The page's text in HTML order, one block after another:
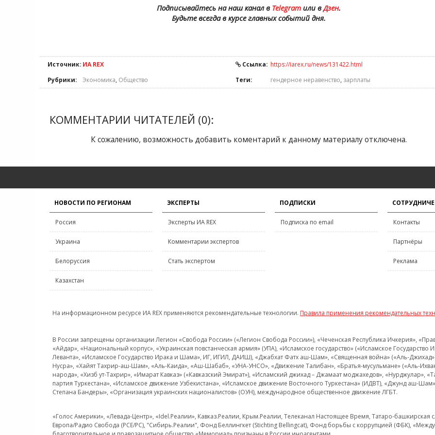
Подписывайтесь на наш канал в Telegramили вДзен.
Будьте всегда в курсе главных событий дня.
Источник: ИА REX Ссылка: https://iarex.ru/news/131422.html
Рубрики:
Экономика, Общество Теги: гендерное неравенство, зарплаты
КОММЕНТАРИИ ЧИТАТЕЛЕЙ (0):
К сожалению, возможность добавить коментарий к данному материалу отключена.
НОВОСТИ ПО РЕГИОНАМ
Россия
Украина
Белоруссия
Казахстан
ЭКСПЕРТЫ
Эксперты ИА REX
Комментарии экспертов
Стать экспертом
ПОДПИСКИ
Подписка по email Контакты
Партнёры
Реклама
На информационном ресурсе ИА REX применяются рекомендательные технологии. Правила применения рекомендательных
В России запрещены организации Легион «Свобода России» («Легион Свобода России»), «Чеченская Республика Ичкерия»,
«Айдар», «Национальный корпус», «Украинская повстанческая армия» (УПА), «Исламское государство» («Исламское
Леванта», «Исламское Государство Ирака и Шама», ИГ, ИГИЛ, ДАИШ), «Джабхат Фатх аш-Шам», «Священная война» («Аль-Джихад»
Нусра», «Хайят Тахрир-аш-Шам», «Аль-Каида», «Аш-Шабаб», «УНА-УНСО», «Движение Талибан», «Братья-мусульмане» («Аль-
народа», «Хизб ут-Тахрир», «Имарат Кавказ» («Кавказский Эмират»), «Исламский джихад – Джамаат моджахедов», «Нурджулар»,
партия Туркестана», «Исламское движение Узбекистана», «Исламское движение Восточного Туркестана» (ИДВТ), «Джунд аш-
Степана Бандеры», «Организация украинских националистов» (ОУН), международное общественное движение ЛГБТ.
«Голос Америки», «Левада-Центр», «Idel.Реалии», Кавказ.Реалии, Крым.Реалии, Телеканал Настоящее Время, Татаро-
Европа/Радио Свобода (PCE/PC), "Сибирь.Реалии", Фонд Беллингкет (Stichting Bellingcat), Фонд борьбы с коррупцией (ФБК),